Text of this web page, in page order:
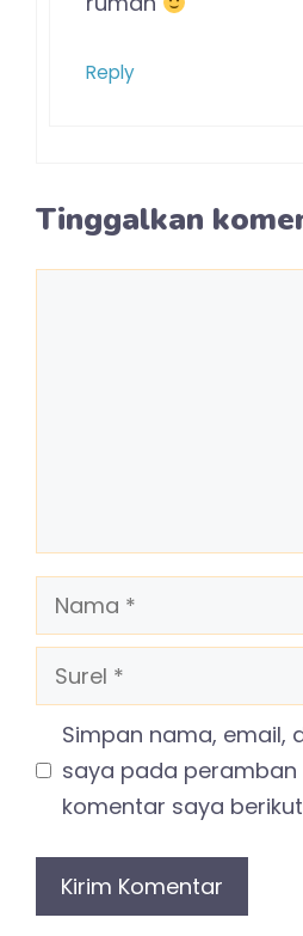
Reply
Tinggalkan
Nama
Surel
Simpan nama, email,
saya pada peramban
komentar saya